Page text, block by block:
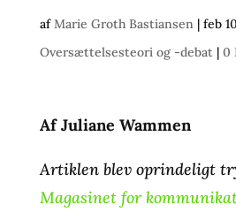
afMarie Groth Bastiansen| feb
Oversættelsesteori og -debat| 0
Af Juliane Wammen
Artiklen blev oprindeligt
Magasinet for